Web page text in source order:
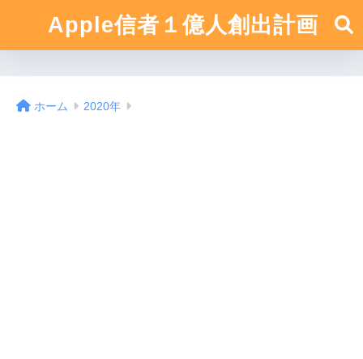
Apple信者１億人創出計画
ホーム 2020年